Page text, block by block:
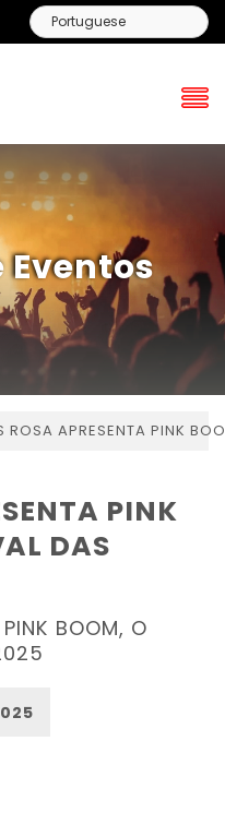
ROSA APRESENTA PINK
PINK
DAS
BOOM, O